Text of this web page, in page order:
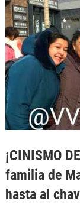
¡CINISMO
familia de
hasta al